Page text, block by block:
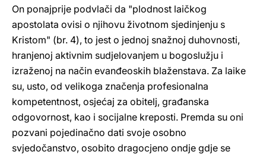
On ponajprije podvlači da "plodnost laičkog
apostolata ovisi o njihovu životnom sjedinjenju s
Kristom" (br. 4), to jest o jednoj snažnoj duhovnosti,
hranjenoj aktivnim sudjelovanjem u bogoslužju i
izraženoj na način evanđeoskih blaženstava. Za laike
su, usto, od velikoga značenja profesionalna
kompetentnost, osjećaj za obitelj, građanska
odgovornost, kao i socijalne kreposti. Premda su oni
pozvani pojedinačno dati svoje osobno
svjedočanstvo, osobito dragocjeno ondje gdje se